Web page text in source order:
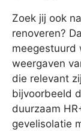
Zoek jij ook
renoveren?
meegestuurd
weergaven
die relevant
bijvoorbeeld
duurzaam
gevelisolatie